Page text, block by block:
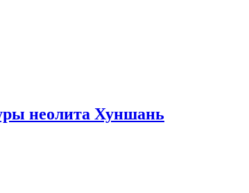
неолита Хуншань